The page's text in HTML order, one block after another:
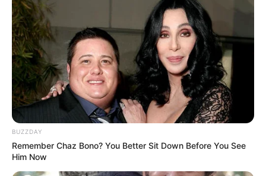
BUZZDAY
Remember Chaz Bono? You Better Sit Down Before You See
Him Now